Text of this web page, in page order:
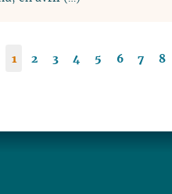
1 2 3 4 5 6 7 8